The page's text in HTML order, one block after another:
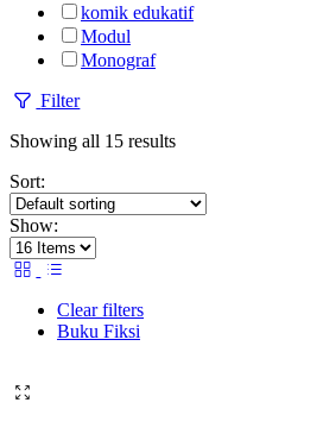
komik edukatif
Modul
Monograf
Filter
Showing all 15 results
Sort:
Show:
Clear filters
Buku Fiksi